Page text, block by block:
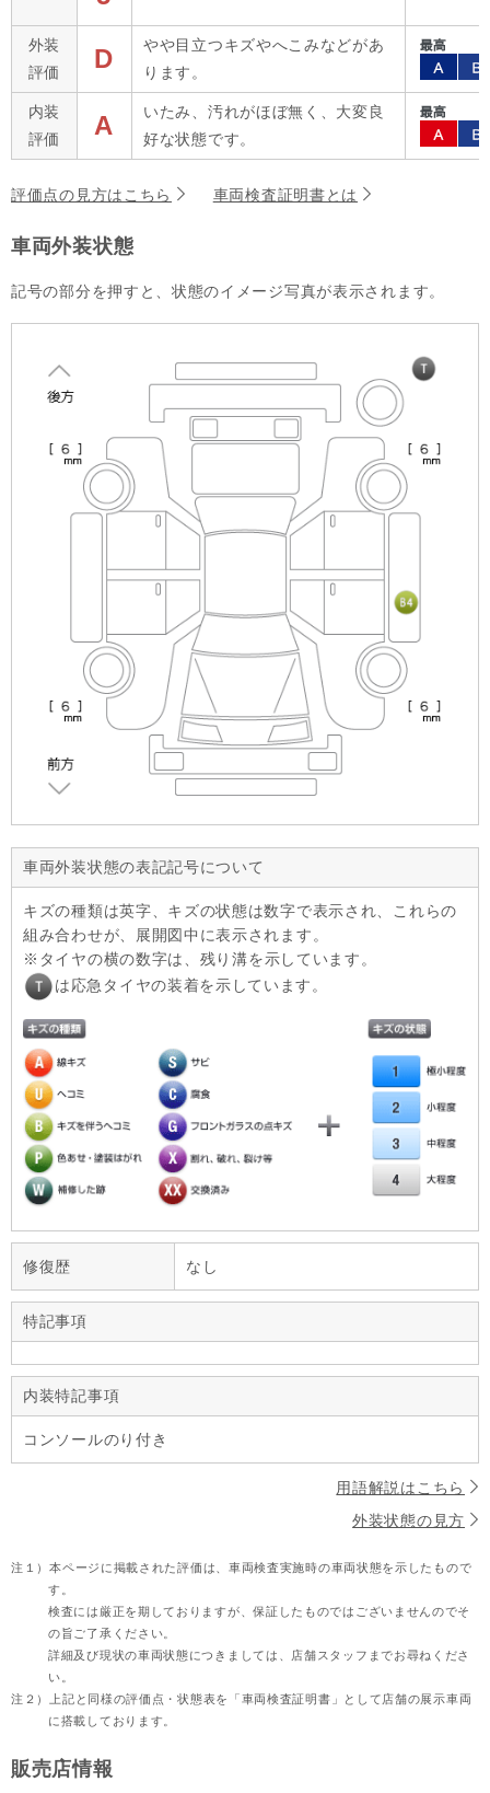
外装
評価
D
やや目立つキズやへこみなどがあ
ります。
内装
評価
A
いたみ、汚れがほぼ無く、大変良
好な状態です。
評価点の見方はこちら 車両検査証明書とは
車両外装状態
記号の部分を押すと、状態のイメージ写真が表示されます。
車両外装状態の表記記号について
キズの種類は英字、キズの状態は数字で表示され、これらの
組み合わせが、展開図中に表示されます。
タイヤの横の数字は、残り溝を示しています。
は応急タイヤの装着を示しています。
修復歴 なし
特記事項
内装特記事項
コンソールのり付き
用語解説はこちら
外装状態の見方
注１）本ページに掲載された評価は、車両検査実施時の車両状態を示したもので
す。
検査には厳正を期しておりますが、保証したものではございませんのでそ
の旨ご了承ください。
詳細及び現状の車両状態につきましては、店舗スタッフまでお尋ねくださ
い。
注２）
上記と同様の評価点・状態表を「車両検査証明書」として店舗の展示車両
に搭載しております。
販売店情報